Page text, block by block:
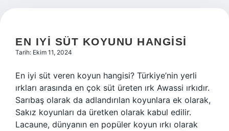
EN IYI SÜT KOYUNU HANGISI
Tarih: Ekim 11, 2024
En iyi süt veren koyun hangisi? Türkiye’nin yerli
ırkları arasında en çok süt üreten ırk Awassi ırkıdır.
Sarıbaş olarak da adlandırılan koyunlara ek olarak,
Sakız koyunları da üretken olarak kabul edilir.
Lacaune, dünyanın en popüler koyun ırkı olarak